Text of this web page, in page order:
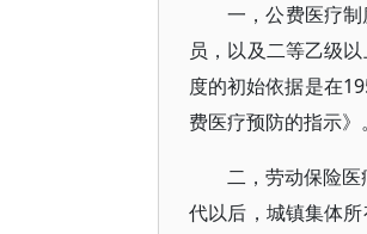
一，公费医疗
员，以及二等乙级
度的初始依据是在
费医疗预防的指示》
二，劳动保险
代以后，城镇集体